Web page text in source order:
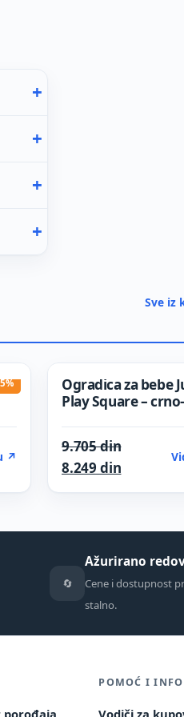
Sve iz
5.606 din.
4.765 din.
↗
Ogradica za bebe
Play Square –
9.705dinOriginal
8.249 dinCurrent
🔄
Ažurirano
Cene i dostupnost
stalno.
POMOĆ I INFO